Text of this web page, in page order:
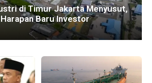
di Timur Jakarta Menyusut,
Baru Investor